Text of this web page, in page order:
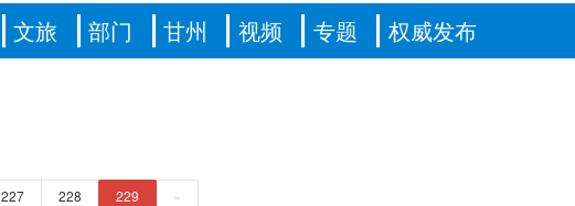
文旅 部门 甘州 视频 专题 权威发布
227 228 229 »